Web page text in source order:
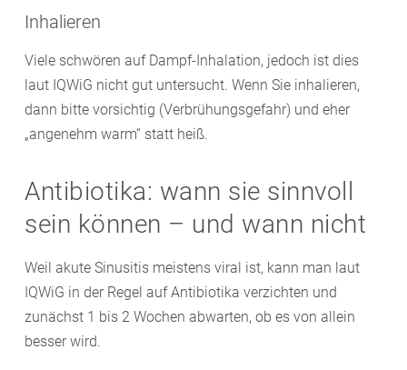
Inhalieren
Viele schwören auf Dampf-Inhalation, jedoch ist dies
laut IQWiG nicht gut untersucht. Wenn Sie inhalieren,
dann bitte vorsichtig (Verbrühungsgefahr) und eher
„angenehm warm“ statt heiß.
Antibiotika: wann sie sinnvoll
sein können – und wann nicht
Weil akute Sinusitis meistens viral ist, kann man laut
IQWiG in der Regel auf Antibiotika verzichten und
zunächst 1 bis 2 Wochen abwarten, ob es von allein
besser wird.